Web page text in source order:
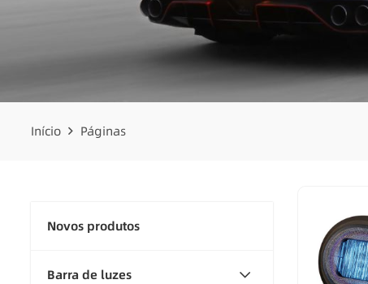
Início Páginas
Novos produtos
Barra de luzes